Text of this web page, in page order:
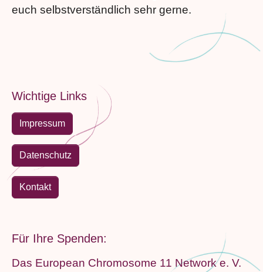
euch selbstverständlich sehr gerne.
Wichtige Links
Impressum
Datenschutz
Kontakt
Für Ihre Spenden:
Das European Chromosome 11 Network e. V.